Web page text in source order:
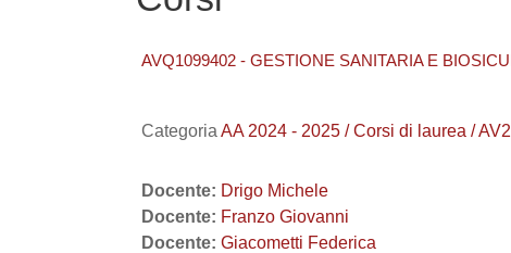
AVQ1099402 - GESTIONE SANITARIA E
Categoria AA 2024 - 2025 / Corsi di laurea /
Docente: Drigo Michele
Docente: Franzo Giovanni
Docente: Giacometti Federica